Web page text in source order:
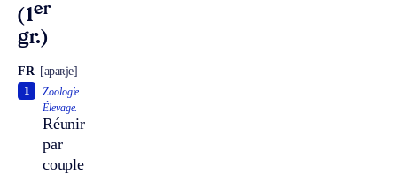
(1er
gr.)
FR [apaʀje]
Zoologie.
Élevage.
Réunir
par
couple
1